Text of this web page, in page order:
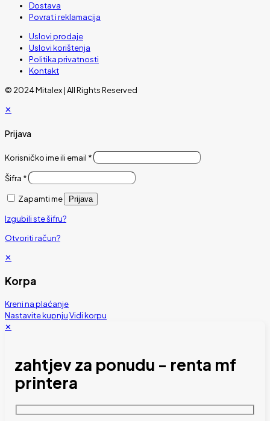
Dostava
Povrat i reklamacija
Uslovi prodaje
Uslovi korištenja
Politika privatnosti
Kontakt
© 2024 Mitalex | All Rights Reserved
✕
Prijava
Korisničko ime ili email *
Šifra *
Zapamti me Prijava
Izgubili ste šifru?
Otvoriti račun?
✕
Korpa
Kreni na plaćanje
Nastavite kupnjuVidi korpu
✕
zahtjev za ponudu - renta mf
printera